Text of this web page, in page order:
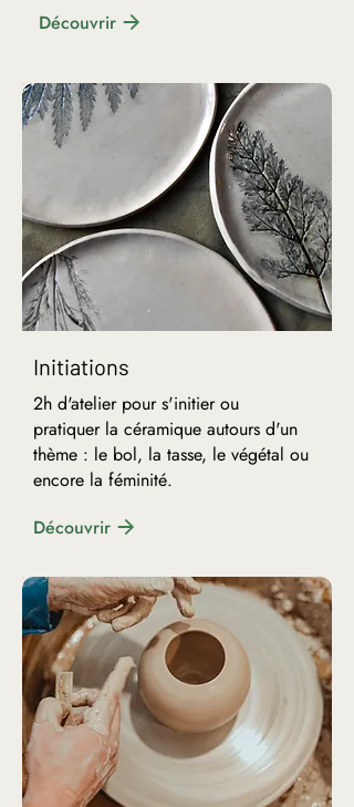
Découvrir
Initiations
2h d'atelier pour s'initier ou
pratiquer la céramique autours d'un
thème : le bol, la tasse, le végétal ou
encore la féminité.
Découvrir